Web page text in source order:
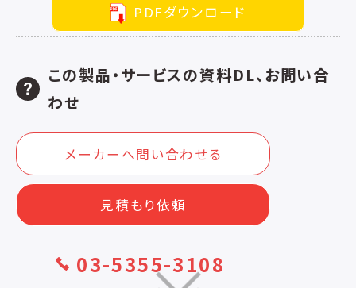
PDFダウンロード
この製品・サービスの資料DL、お問い合
わせ
メーカーへ問い合わせる
見積もり依頼
03-5355-3108